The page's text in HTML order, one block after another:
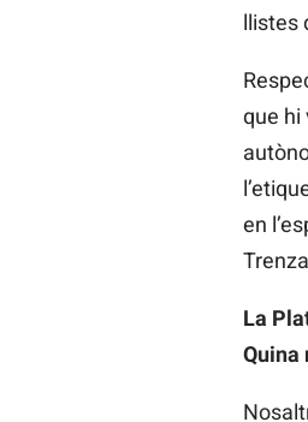
llistes
que hi
en
La
Quina